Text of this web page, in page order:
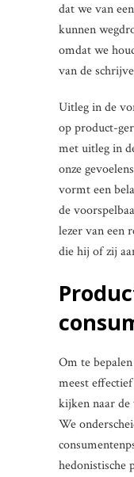
dat we van
kunnen
omdat we
van de
Uitleg in de
op product-
met uitleg in
onze
vormt een
de
lezer van een
die hij of zij
Om te
meest
kijken naar de
We
hedonistische